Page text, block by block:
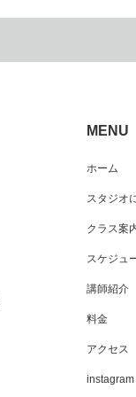
MENU
ホーム
スタジオ
クラス案
スケジュ
講師紹介
料金
アクセス
instagram